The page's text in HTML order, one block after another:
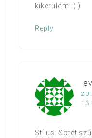
kikerülöm :) )
Reply
Stílus: Sötét